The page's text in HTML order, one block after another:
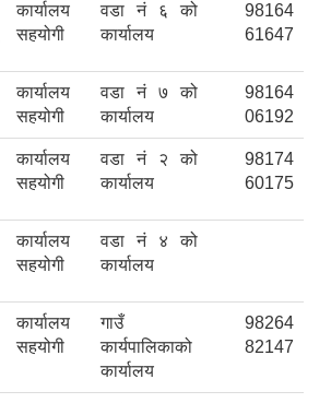
कार्यालय
सहयोगी
वडा नं ६ को
कार्यालय
98164
61647
कार्यालय
सहयोगी
वडा नं ७ को
कार्यालय
98164
06192
कार्यालय
सहयोगी
वडा नं २ को
कार्यालय
98174
60175
कार्यालय
सहयोगी
वडा नं ४ को
कार्यालय
कार्यालय
सहयोगी
गाउँ
कार्यपालिकाको
कार्यालय
98264
82147